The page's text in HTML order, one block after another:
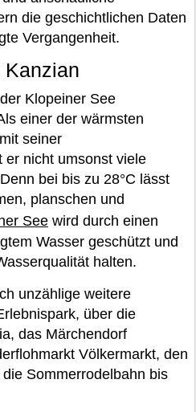
die geschichtlichen Daten
Vergangenheit.
Kanzian
Klopeiner See
einer der wärmsten
seiner
er nicht umsonst viele
bei bis zu 28°C lässt
planschen und
See wird durch einen
Wasser geschützt und
halten.
unzählige weitere
über die
das Märchendorf
Völkermarkt, den
Sommerrodelbahn bis